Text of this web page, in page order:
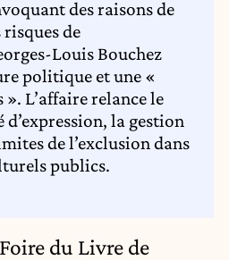
des raisons de
risques de
Louis Bouchez
politique et une «
L’affaire relance le
la gestion
de l’exclusion dans
publics.
du Livre de